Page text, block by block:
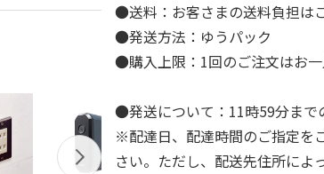
●送料：お客さまの送料負担は
●発送方法：ゆうパック
●購入上限：1回のご注文はお一
●発送について：11時59分まで
※配達日、配達時間のご指定を
さい。ただし、配送先住所によ